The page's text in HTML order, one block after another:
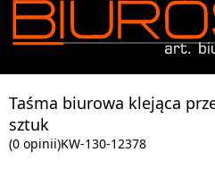
Taśma biurowa klejąca
sztuk
(0 opinii)KW-130-12378